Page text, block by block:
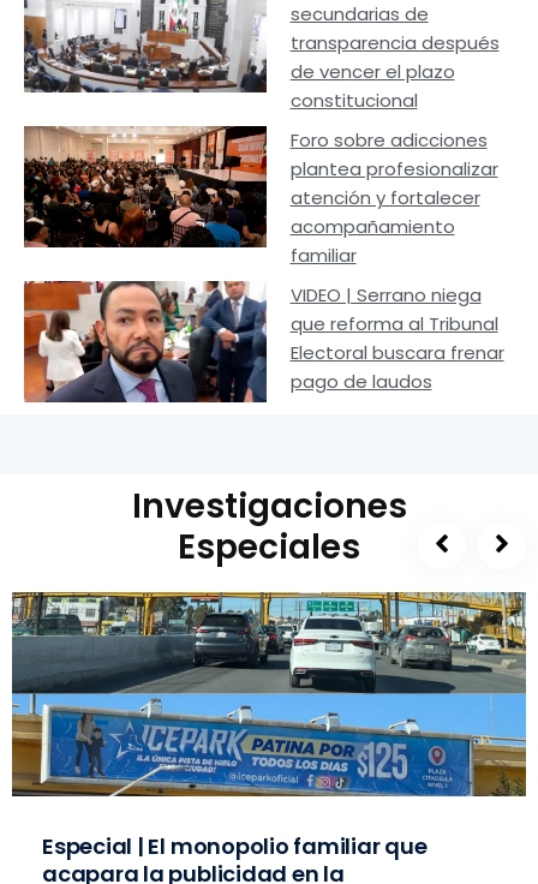
secundarias de
transparencia después
de vencer el plazo
constitucional
Foro sobre adicciones
plantea profesionalizar
atención y fortalecer
acompañamiento
familiar
VIDEO | Serrano niega
que reforma al Tribunal
Electoral buscara frenar
pago de laudos
Investigaciones
Especiales
Especial | El monopolio familiar que
acapara la publicidad en la